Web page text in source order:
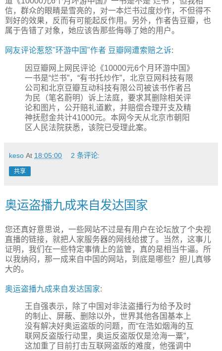
信，群众的眼睛是雪亮的，对一本烂书过度炒作，不但得不
到好的效果，反而有可能起反作用。另外，作者告豆瓣，也
属于告错了对象，她应该告那些侮辱了她的用户。
网友评论惹怒"环游中国"作者 豆瓣网遭索赔之诉:
因豆瓣网上网民评论《10000元6个月环游中国》
一书是“烂书”，“有书托炒作”，北京豆网科技有限
公司和北京豆瓣互动科技有限公司被该书作者吕
为民（笔名蔚明）诉上法庭，要求其删除相关评
论和图片，公开赔礼道歉，并赔偿合理开支及精
神抚慰金共计41000元。本网今天从北京市朝阳
区人民法院获悉，该院已受理此案。
keso At 18:05:00 2 条评论:
共享
奥运盗播九成来自发达国家
您还真好意思说，一些网站不过是有用户在论坛放了个央视
直播的链接，就把人家服务器的网线给拔了。当然，这事儿
证明，我们在一些特定事情上的监管，真的是相当牛逼。所
以我纳闷，那一成来自中国的网站，到底是哪些？胆儿真够
大的。
奥运盗播九成来自发达国家:
王自强表示，除了中国对非法盗播行为给予及时
的制止、屏蔽、删除以外，世界其他各国基本上
没有解决好奥运盗版的问题，而“在浩如烟海的互
联网反盗版行动里，奥运反盗版仅是沧海一粟”，
这加重了目前打击互联网盗版的难度，他强调中